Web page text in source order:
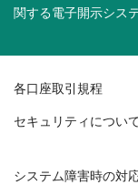
関する電子開示シス
各口座取引規程
セキュリティについ
システム障害時の対